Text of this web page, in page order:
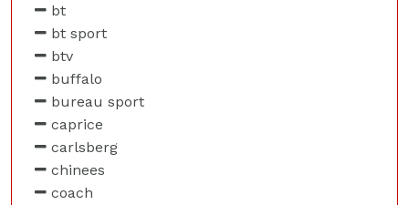
bt
bt sport
btv
buffalo
bureau sport
caprice
carlsberg
chinees
coach